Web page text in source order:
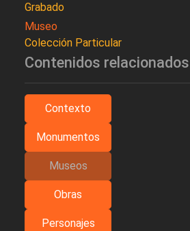
Grabado
Museo
Colección Particular
Contenidos relacionados
Contexto
Monumentos
Museos
Obras
Personajes